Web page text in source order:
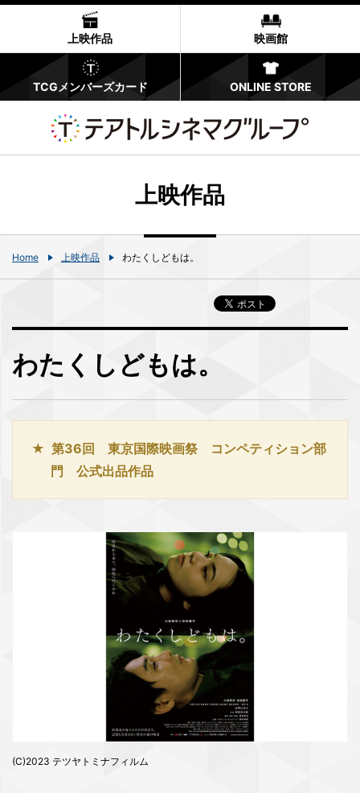
上映作品 映画館
TCGメンバーズカード ONLINE STORE
上映作品
Home 上映作品 わたくしどもは。
わたくしどもは。
第36回 東京国際映画祭 コンペティション部
門 公式出品作品
(C)2023 テツヤトミナフィルム